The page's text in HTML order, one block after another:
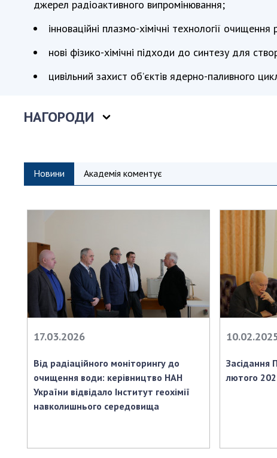
джерел радіоактивного випромінювання;
інноваційні плазмо-хімічні технології
нові фізико-хімічні підходи до синтезу для
цивільний захист об’єктів ядерно-паливного
НАГОРОДИ
Новини Академія коментує
17.03.2026
Від радіаційного моніторингу до
очищення води: керівництво НАН
України відвідало Інститут геохімії
навколишнього середовища
Засідання
лютого